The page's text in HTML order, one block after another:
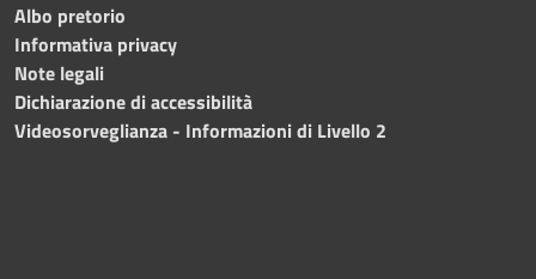
Albo pretorio
Informativa privacy
Note legali
Dichiarazione di accessibilità
Videosorveglianza - Informazioni di Livello 2